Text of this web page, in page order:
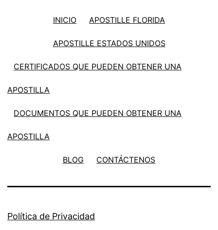
INICIO APOSTILLE FLORIDA
APOSTILLE ESTADOS UNIDOS
CERTIFICADOS QUE PUEDEN OBTENER UNA
APOSTILLA
DOCUMENTOS QUE PUEDEN OBTENER UNA
APOSTILLA
BLOG CONTÁCTENOS
Política de Privacidad